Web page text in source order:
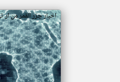
اخبار جزر القمر من